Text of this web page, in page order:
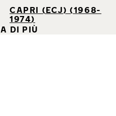
CAPRI (ECJ) (1968-
1974)
DI PIÙ